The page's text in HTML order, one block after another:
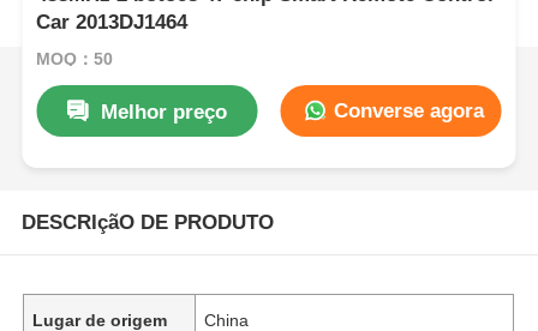
Car 2013DJ1464
MOQ：50
Melhor preço Converse agora
DESCRIçãO DE PRODUTO
Lugar de origem China